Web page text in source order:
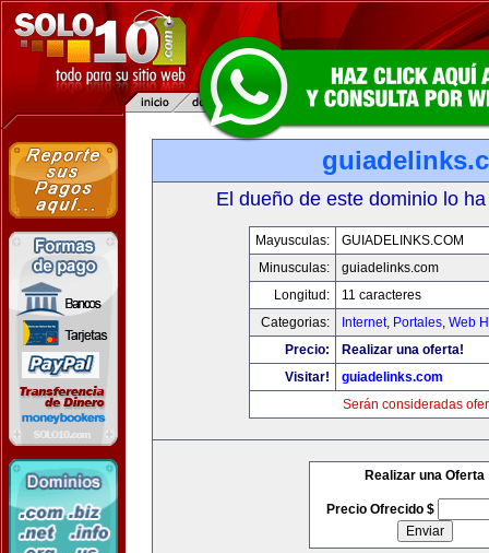
El dueño de este dominio lo
Mayusculas:
GUIADELINKS.COM
Minusculas:
guiadelinks.com
Longitud:
11 caracteres
Categorias:
Internet, Portales, Web
Precio:
Realizar una oferta!
Visitar!
guiadelinks.com
Serán consideradas
Realizar una Oferta
Precio Ofrecido $